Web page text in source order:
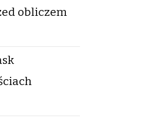
obliczem